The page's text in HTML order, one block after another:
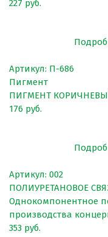
227 руб.
Артикул: П-686
Пигмент
ПИГМЕНТ
176 руб.
Артикул: 002
ПОЛИУРЕТАНОВОЕ
Однокомпонентное
производства
353 руб.